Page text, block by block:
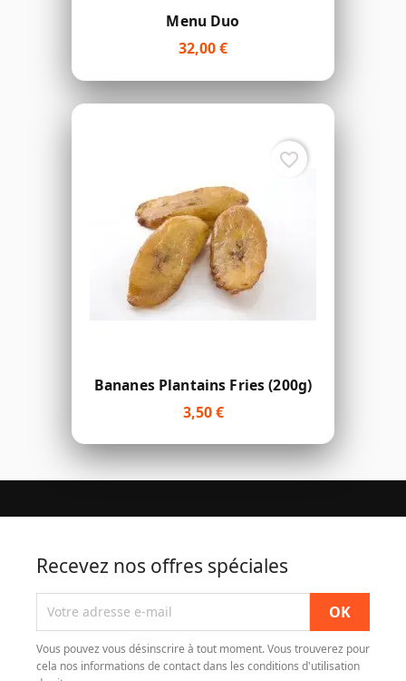
Menu Duo
32,00 €
Bananes Plantains Fries (200g)
3,50 €
favorite_border
Recevez nos offres spéciales
Vous pouvez vous désinscrire à tout moment. Vous trouverez pour
cela nos informations de contact dans les conditions d'utilisation